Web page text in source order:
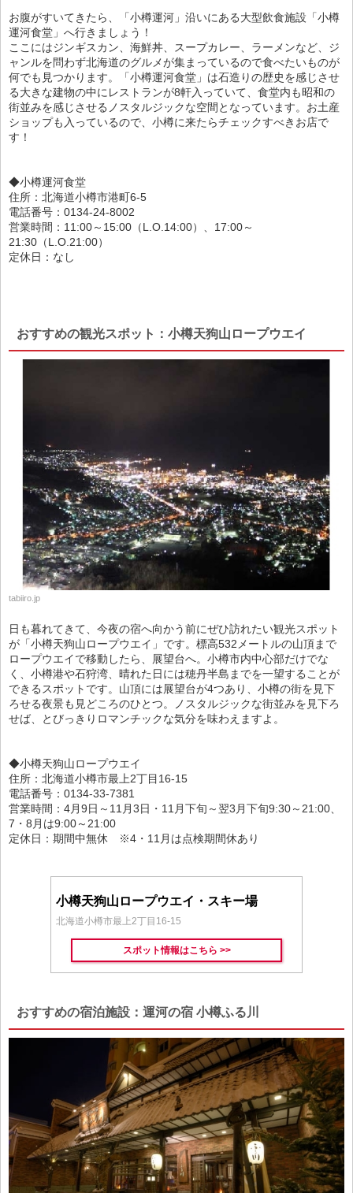
お腹がすいてきたら、「小樽運河」沿いにある大型飲食施設「小樽
運河食堂」へ行きましょう！
ここにはジンギスカン、海鮮丼、スープカレー、ラーメンなど、ジ
ャンルを問わず北海道のグルメが集まっているので食べたいものが
何でも見つかります。「小樽運河食堂」は石造りの歴史を感じさせ
る大きな建物の中にレストランが8軒入っていて、食堂内も昭和の
街並みを感じさせるノスタルジックな空間となっています。お土産
ショップも入っているので、小樽に来たらチェックすべきお店で
す！
◆小樽運河食堂
住所：北海道小樽市港町6-5
電話番号：0134-24-8002
営業時間：11:00～15:00（L.O.14:00）、17:00～
21:30（L.O.21:00）
定休日：なし
おすすめの観光スポット：小樽天狗山ロープウエイ
tabiiro.jp
日も暮れてきて、今夜の宿へ向かう前にぜひ訪れたい観光スポット
が「小樽天狗山ロープウエイ」です。標高532メートルの山頂まで
ロープウエイで移動したら、展望台へ。小樽市内中心部だけでな
く、小樽港や石狩湾、晴れた日には穂丹半島までを一望することが
できるスポットです。山頂には展望台が4つあり、小樽の街を見下
ろせる夜景も見どころのひとつ。ノスタルジックな街並みを見下ろ
せば、とびっきりロマンチックな気分を味わえますよ。
◆小樽天狗山ロープウエイ
住所：北海道小樽市最上2丁目16-15
電話番号：0134-33-7381
営業時間：4月9日～11月3日・11月下旬～翌3月下旬9:30～21:00、
7・8月は9:00～21:00
定休日：期間中無休 ※4・11月は点検期間休あり
小樽天狗山ロープウエイ・スキー場
北海道小樽市最上2丁目16-15
スポット情報はこちら >>
おすすめの宿泊施設：運河の宿 小樽ふる川